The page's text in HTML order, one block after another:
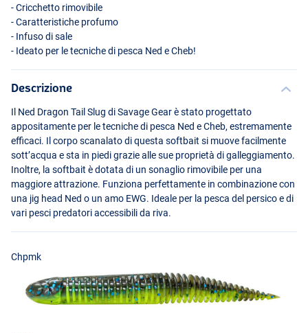
- Cricchetto rimovibile
- Caratteristiche profumo
- Infuso di sale
- Ideato per le tecniche di pesca Ned e Cheb!
Descrizione
Il Ned Dragon Tail Slug di Savage Gear è stato progettato
appositamente per le tecniche di pesca Ned e Cheb, estremamente
efficaci. Il corpo scanalato di questa softbait si muove facilmente
sott’acqua e sta in piedi grazie alle sue proprietà di galleggiamento.
Inoltre, la softbait è dotata di un sonaglio rimovibile per una
maggiore attrazione. Funziona perfettamente in combinazione con
una jig head Ned o un amo EWG. Ideale per la pesca del persico e di
vari pesci predatori accessibili da riva.
Chpmk